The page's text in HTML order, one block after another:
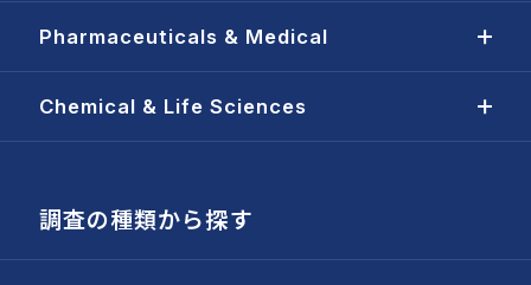
Pharmaceuticals & Medical
Chemical & Life Sciences
調査の種類から探す